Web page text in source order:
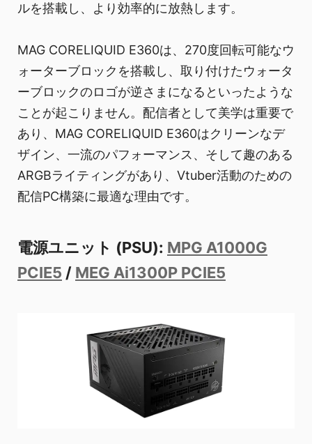
ルを搭載し、より効率的に放熱します。
MAG CORELIQUID E360は、270度回転可能なウ
ォーターブロックを搭載し、取り付けたウォータ
ーブロックのロゴが逆さまになるといったような
ことが起こりません。配信者として美学は重要で
あり、MAG CORELIQUID E360はクリーンなデ
ザイン、一流のパフォーマンス、そして趣のある
ARGBライティングがあり、Vtuber活動のための
配信PC構築に最適な理由です。
電源ユニット (PSU): MPG A1000G
PCIE5 / MEG Ai1300P PCIE5